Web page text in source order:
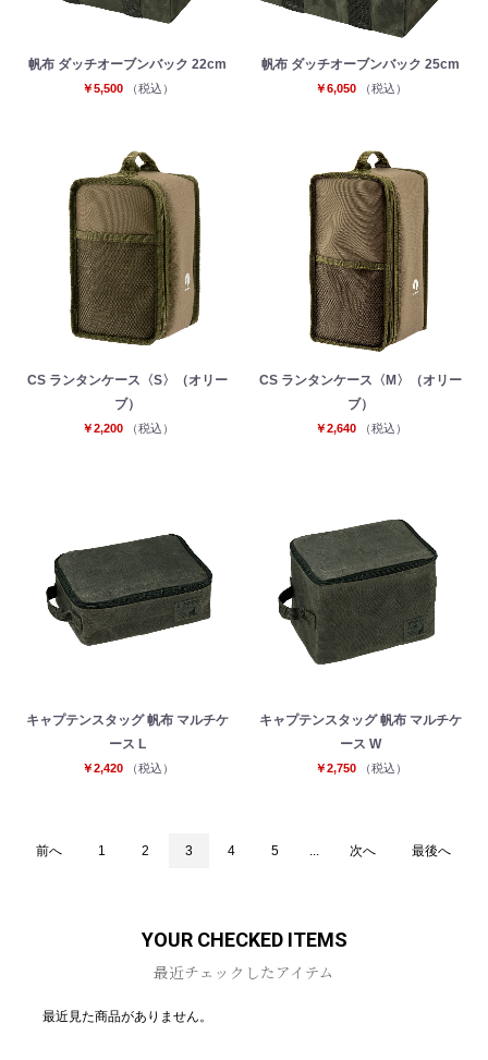
帆布 ダッチオーブンバック 22cm
￥5,500 （税込）
帆布 ダッチオーブンバック 25cm
￥6,050 （税込）
CS ランタンケース〈S〉（オリー
ブ）
￥2,200 （税込）
CS ランタンケース〈M〉（オリー
ブ）
￥2,640 （税込）
キャプテンスタッグ 帆布 マルチケ
ース L
￥2,420 （税込）
キャプテンスタッグ 帆布 マルチケ
ース W
￥2,750 （税込）
前へ 1 2 3 4 5 次へ 最後へ
YOUR CHECKED ITEMS
最近チェックしたアイテム
最近見た商品がありません。